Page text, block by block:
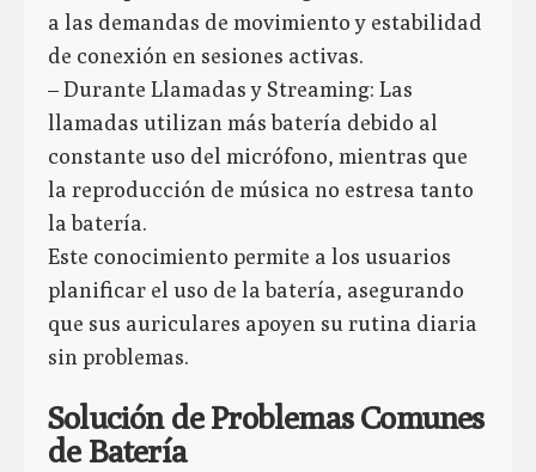
a las demandas de movimiento y estabilidad
de conexión en sesiones activas.
– Durante Llamadas y Streaming: Las
llamadas utilizan más batería debido al
constante uso del micrófono, mientras que
la reproducción de música no estresa tanto
la batería.
Este conocimiento permite a los usuarios
planificar el uso de la batería, asegurando
que sus auriculares apoyen su rutina diaria
sin problemas.
Solución de Problemas Comunes
de Batería